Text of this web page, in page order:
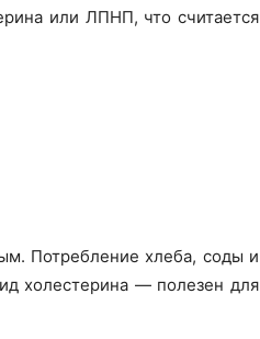
или ЛПНП, что считается
Потребление хлеба, соды и
холестерина — полезен для